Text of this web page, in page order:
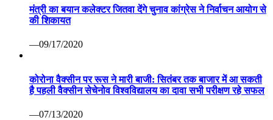
मंत्री का बयान कलेक्टर जितवा देंगे चुनाव कांग्रेस ने निर्वाचन आयोग से
की शिकायत
—09/17/2020
कोरोना वैक्सीन पर रूस ने मारी बाजी: सितंबर तक बाजार में आ सकती
है पहली वैक्सीन सेचेनोव विश्वविद्यालय का दावा सभी परीक्षण रहे सफल
—07/13/2020